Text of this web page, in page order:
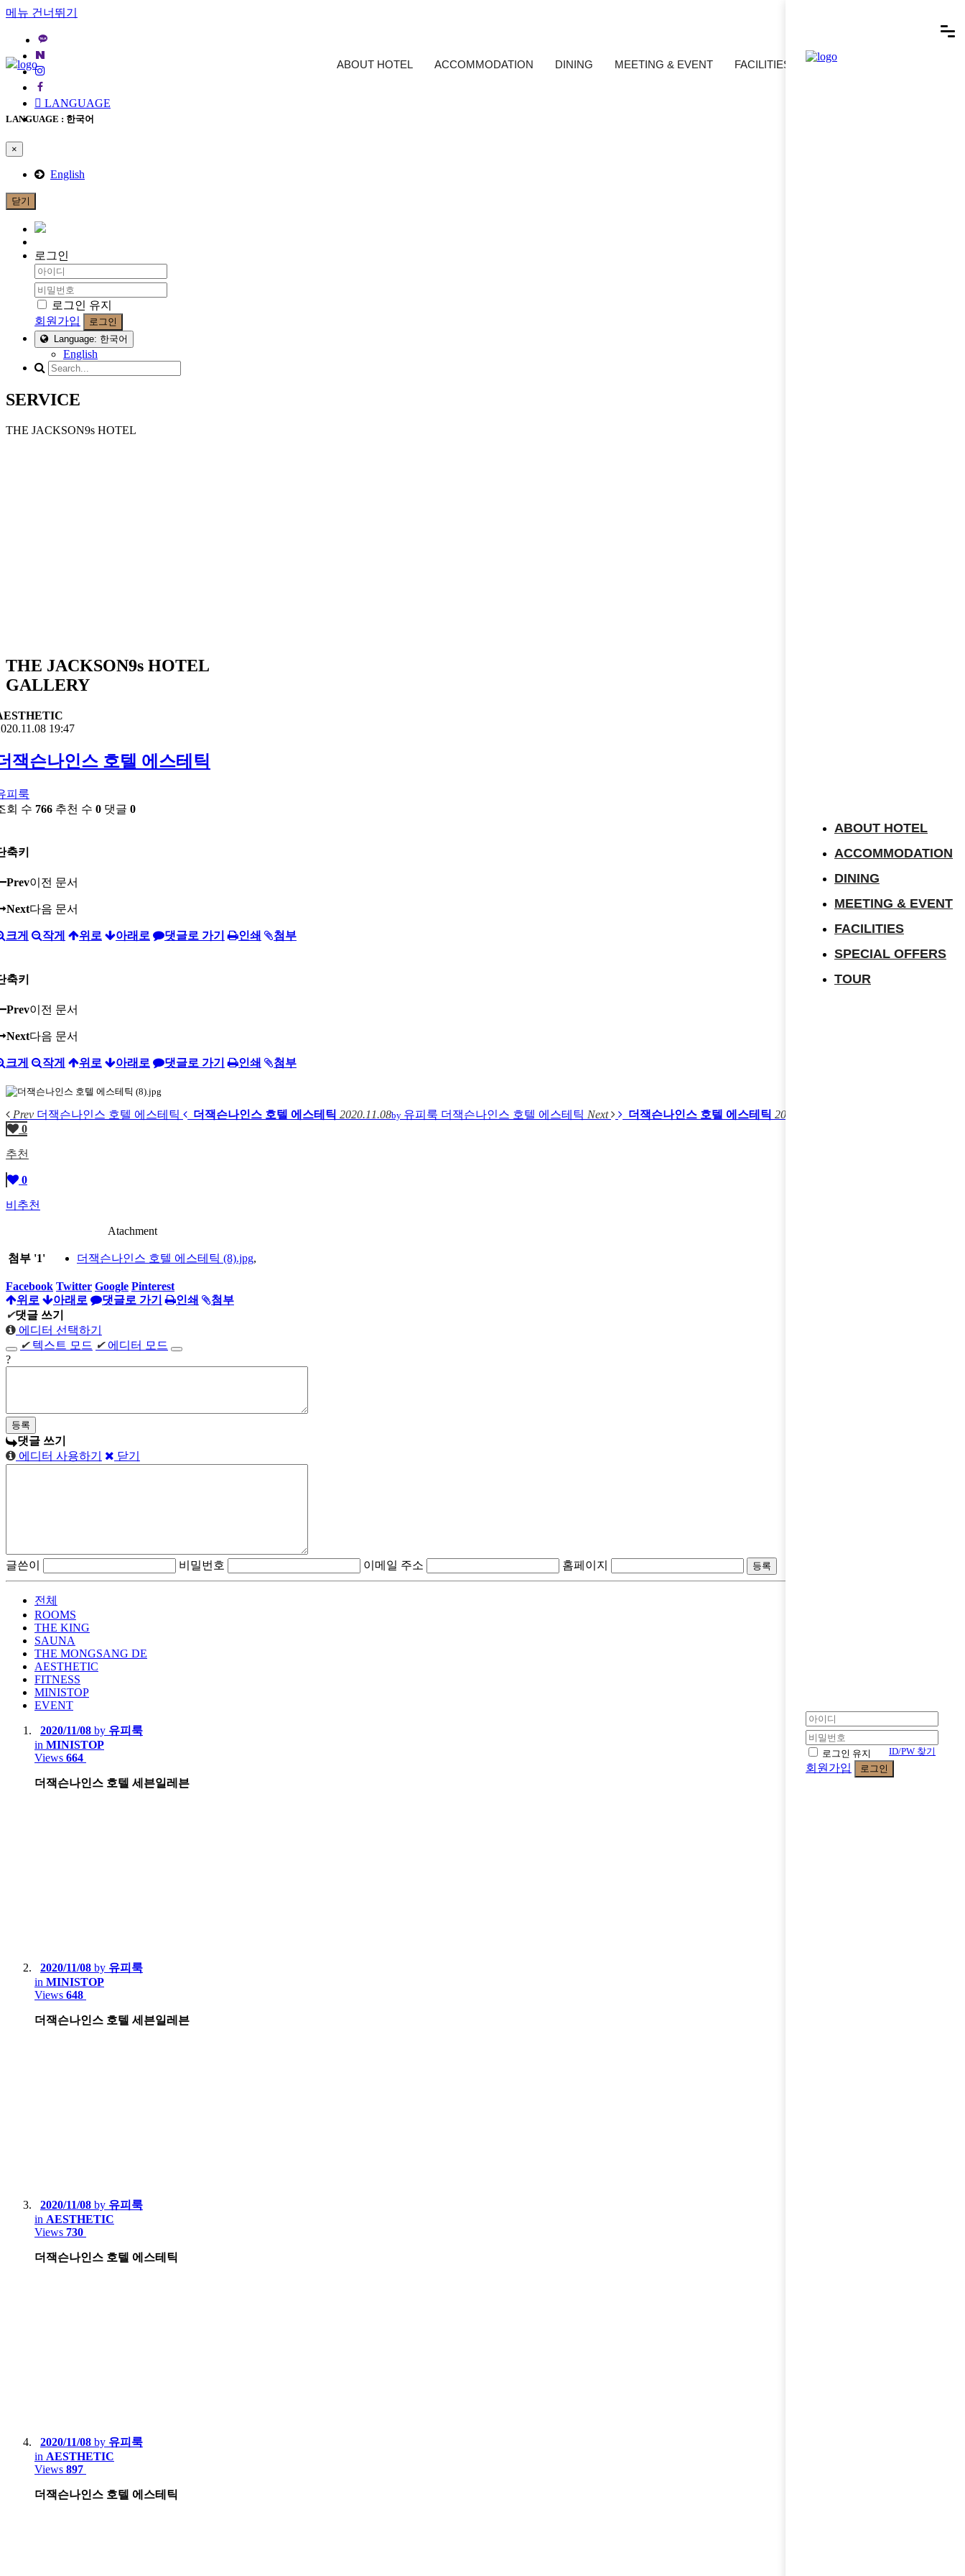
메뉴 건너뛰기
ABOUT HOTEL ACCOMMODATION DINING MEETING & EVENT FACILITIES SPECIAL OFFERS
LANGUAGE
ABOUT HOTEL
ACCOMMODATION
DINING
MEETING & EVENT
FACILITIES
SPECIAL OFFERS
TOUR
로그인 유지 ID/PW 찾기
회원가입 로그인
LANGUAGE : 한국어
×
English
닫기
로그인
로그인 유지
회원가입
로그인
Language: 한국어
English
SERVICE
THE JACKSON9s HOTEL
THE JACKSON9s HOTEL
GALLERY
19:47
잭슨나인스 호텔 에스테틱
피룩
회 수 766 추천 수 0 댓글 0
축키
Prev이전 문서
Next다음 문서
크게 작게 위로 아래로 댓글로 가기 인쇄 첨부
축키
Prev이전 문서
Next다음 문서
크게 작게 위로 아래로 댓글로 가기 인쇄 첨부
Prev 더잭슨나인스 호텔 에스테틱 더잭슨나인스 호텔 에스테틱 2020.11.08by 유피룩 더잭슨나인스 호텔 에스테틱 Next 더잭슨나인스 호텔 에스테틱 2020.11.08
0
추천
0
비추천
Atachment
첨부 '1' 더잭슨나인스 호텔 에스테틱 (8).jpg,
Facebook Twitter Google Pinterest
위로
아래로 댓글로 가기 인쇄
첨부
✔댓글 쓰기
에디터 선택하기
✔ 텍스트 모드 ✔ 에디터 모드
?
댓글 쓰기
에디터 사용하기
닫기
글쓴이 비밀번호 이메일 주소 홈페이지
전체
ROOMS
THE KING
SAUNA
THE MONGSANG DE
AESTHETIC
FITNESS
MINISTOP
EVENT
2020/11/08 by 유피룩
in MINISTOP
Views 664
더잭슨나인스 호텔 세븐일레븐
2020/11/08 by 유피룩
in MINISTOP
Views 648
더잭슨나인스 호텔 세븐일레븐
2020/11/08 by 유피룩
in AESTHETIC
Views 730
더잭슨나인스 호텔 에스테틱
2020/11/08 by 유피룩
in AESTHETIC
Views 897
더잭슨나인스 호텔 에스테틱